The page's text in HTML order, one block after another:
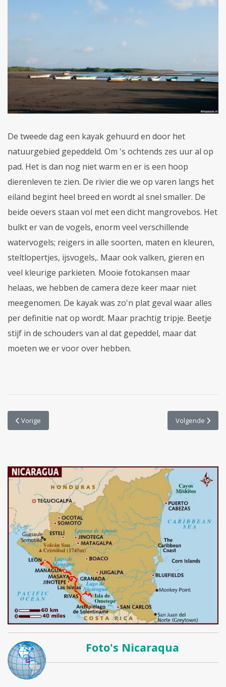
De tweede dag een kayak gehuurd en door het
natuurgebied gepeddeld. Om 's ochtends zes uur al op
pad. Het is dan nog niet warm en er is een hoop
dierenleven te zien. De rivier die we op varen langs het
eiland begint heel breed en wordt al snel smaller. De
beide oevers staan vol met een dicht mangrovebos. Het
bulkt er van de vogels, enorm veel verschillende
watervogels; reigers in alle soorten, maten en kleuren,
steltlopertjes, ijsvogels,. Maar ook valken, gieren en
veel kleurige parkieten. Mooie fotokansen maar
helaas, we hebben de camera deze keer maar niet
meegenomen. De kayak was zo'n plat geval waar alles
per definitie nat op wordt. Maar prachtig tripje. Beetje
stijf in de schouders van al dat gepeddel, maar dat
moeten we er voor over hebben.
Vorig artikel: Leon op zondag
Vorige Volgende
Volgende
Foto's Nicaraqua